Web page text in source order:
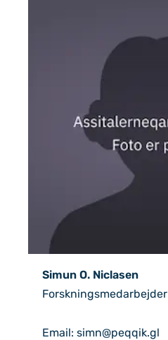
Simun O. Niclasen
Forskningsmedarbejder
Email: simn@peqqik.gl